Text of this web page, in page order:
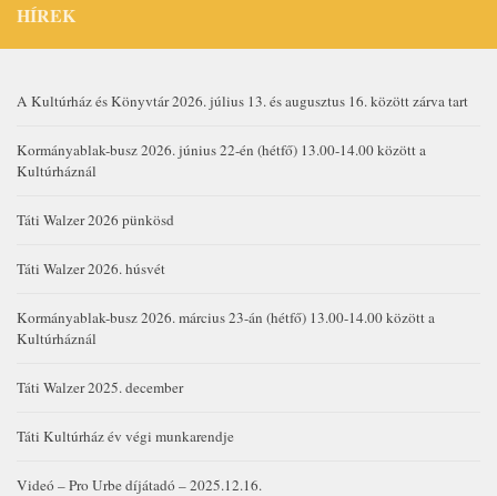
HÍREK
A Kultúrház és Könyvtár 2026. július 13. és augusztus 16. között zárva tart
Kormányablak-busz 2026. június 22-én (hétfő) 13.00-14.00 között a
Kultúrháznál
Táti Walzer 2026 pünkösd
Táti Walzer 2026. húsvét
Kormányablak-busz 2026. március 23-án (hétfő) 13.00-14.00 között a
Kultúrháznál
Táti Walzer 2025. december
Táti Kultúrház év végi munkarendje
Videó – Pro Urbe díjátadó – 2025.12.16.